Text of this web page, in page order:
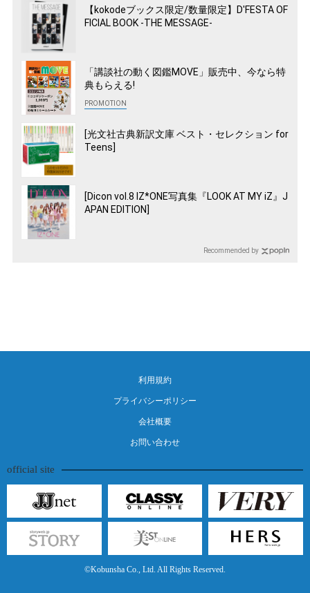
【kokodeブックス限定/数量限定】D'FESTA OF
FICIAL BOOK -THE MESSAGE-
「講談社の動く図鑑MOVE」販売中、今なら特
典もらえる!
[光文社古典新訳文庫 ベスト・セレクション for
Teens]
[Dicon vol.8 IZ*ONE写真集『LOOK AT MY iZ』J
APAN EDITION]
Recommended by
利用規約
プライバシーポリシー
会社概要
お問い合わせ
official site
©Kobunsha Co., Ltd. All Rights Reserved.